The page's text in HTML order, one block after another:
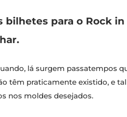
bilhetes para o Rock
lá surgem passatempos
têm praticamente existido, e
nos moldes desejados.